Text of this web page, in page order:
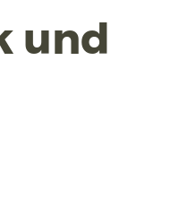
und